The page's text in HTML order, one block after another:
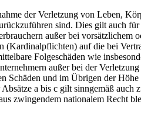
der Verletzung von Leben,
sind. Dies gilt auch
außer bei vorsätzlichem
(Kardinalpflichten) auf die bei
Folgeschäden wie
außer bei der
Schäden und im Übrigen der
a bis c gilt sinngemäß
zwingendem nationalem Recht